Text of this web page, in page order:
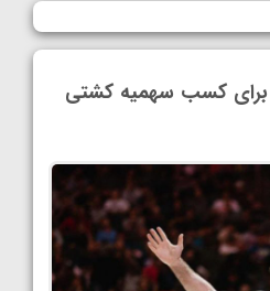
برای کسب سهمیه کشتی